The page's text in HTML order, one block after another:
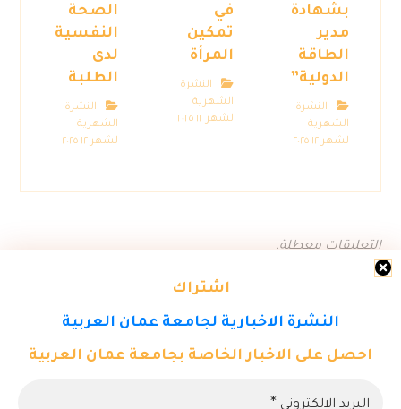
اشتراك
النشرة الاخبارية لجامعة عمان العربية
احصل على الاخبار الخاصة بجامعة عمان العربية
بشهادة
مدير
الطاقة
الدولية”
النشرة
الشهرية
لشهر ١٢ ٢٠٢٥
في
تمكين
المرأة
النشرة
الشهرية
لشهر ١٢ ٢٠٢٥
الصحة
النفسية
لدى
الطلبة
النشرة
الشهرية
لشهر ١٢ ٢٠٢٥
التعليقات معطلة.